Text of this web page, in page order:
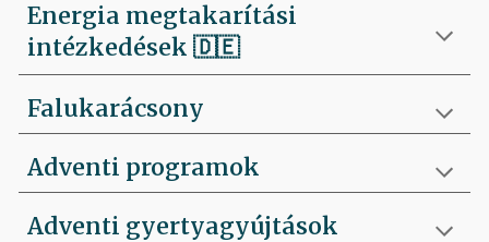
Energia megtakarítási
intézkedések 🇩🇪
Falukarácsony
Adventi programok
Adventi gyertyagyújtások